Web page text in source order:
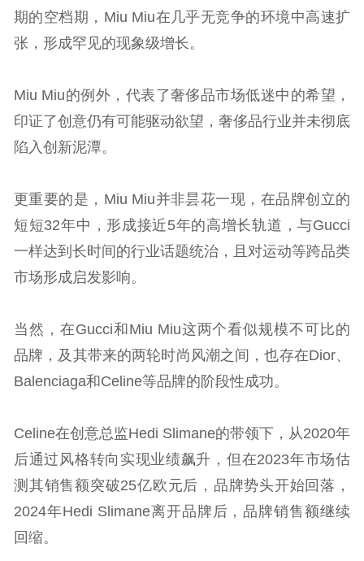
期的空档期，Miu Miu在几乎无竞争的环境中高速扩
张，形成罕见的现象级增长。
Miu Miu的例外，代表了奢侈品市场低迷中的希望，
印证了创意仍有可能驱动欲望，奢侈品行业并未彻底
陷入创新泥潭。
更重要的是，Miu Miu并非昙花一现，在品牌创立的
短短32年中，形成接近5年的高增长轨道，与Gucci
一样达到长时间的行业话题统治，且对运动等跨品类
市场形成启发影响。
当然，在Gucci和Miu Miu这两个看似规模不可比的
品牌，及其带来的两轮时尚风潮之间，也存在Dior、
Balenciaga和Celine等品牌的阶段性成功。
Celine在创意总监Hedi Slimane的带领下，从2020年
后通过风格转向实现业绩飙升，但在2023年市场估
测其销售额突破25亿欧元后，品牌势头开始回落，
2024年Hedi Slimane离开品牌后，品牌销售额继续
回缩。